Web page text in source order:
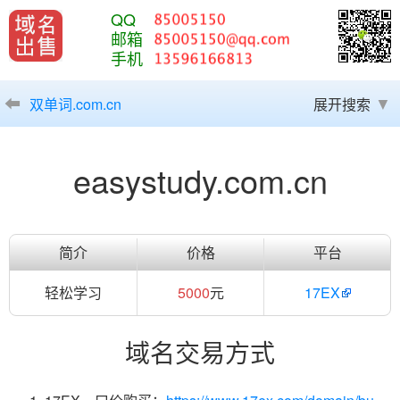
QQ
邮箱
手机
双单词.com.cn 展开搜索
easystudy.com.cn
简介 价格
平台
轻松学习
5000元 17EX
域名交易方式